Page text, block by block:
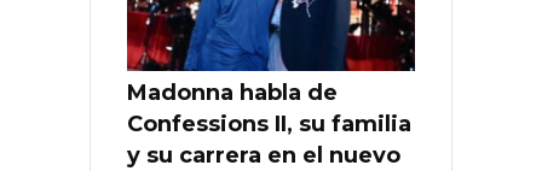
Madonna habla de
Confessions II, su familia
y su carrera en el nuevo